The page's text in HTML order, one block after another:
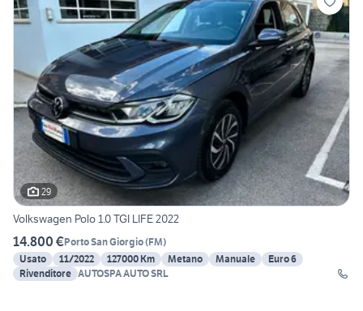
29
Volkswagen Polo 1.0 TGI LIFE 2022
14.800 €Porto San Giorgio(FM)
Usato
11/2022 127000 Km Metano Manuale
Euro 6
Rivenditore AUTOSPA AUTO SRL